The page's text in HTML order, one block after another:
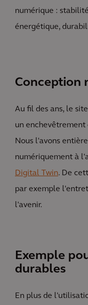
numérique :
énergétique,
Conception
Au fil des ans, le
un
Nous l'avons
numériquement à
Digital Twin. De
par exemple
l'avenir.
Exemple
durables
En plus de